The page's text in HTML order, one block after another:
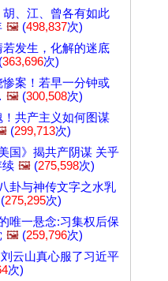
胡、江、曾各有如此
🖼️ (498,837次)
若发生，化解的迷底
(363,696次)
惨案！若早一分钟或
🖼️ (300,508次)
！共产主义如何图谋
(299,713次)
国》揭共产阴谋 关乎
续 🖼️ (275,598次)
卦与神传文字之水乳
(275,295次)
唯一悬念:习集权后保
🖼️ (259,796次)
云山真心服了习近平
次)